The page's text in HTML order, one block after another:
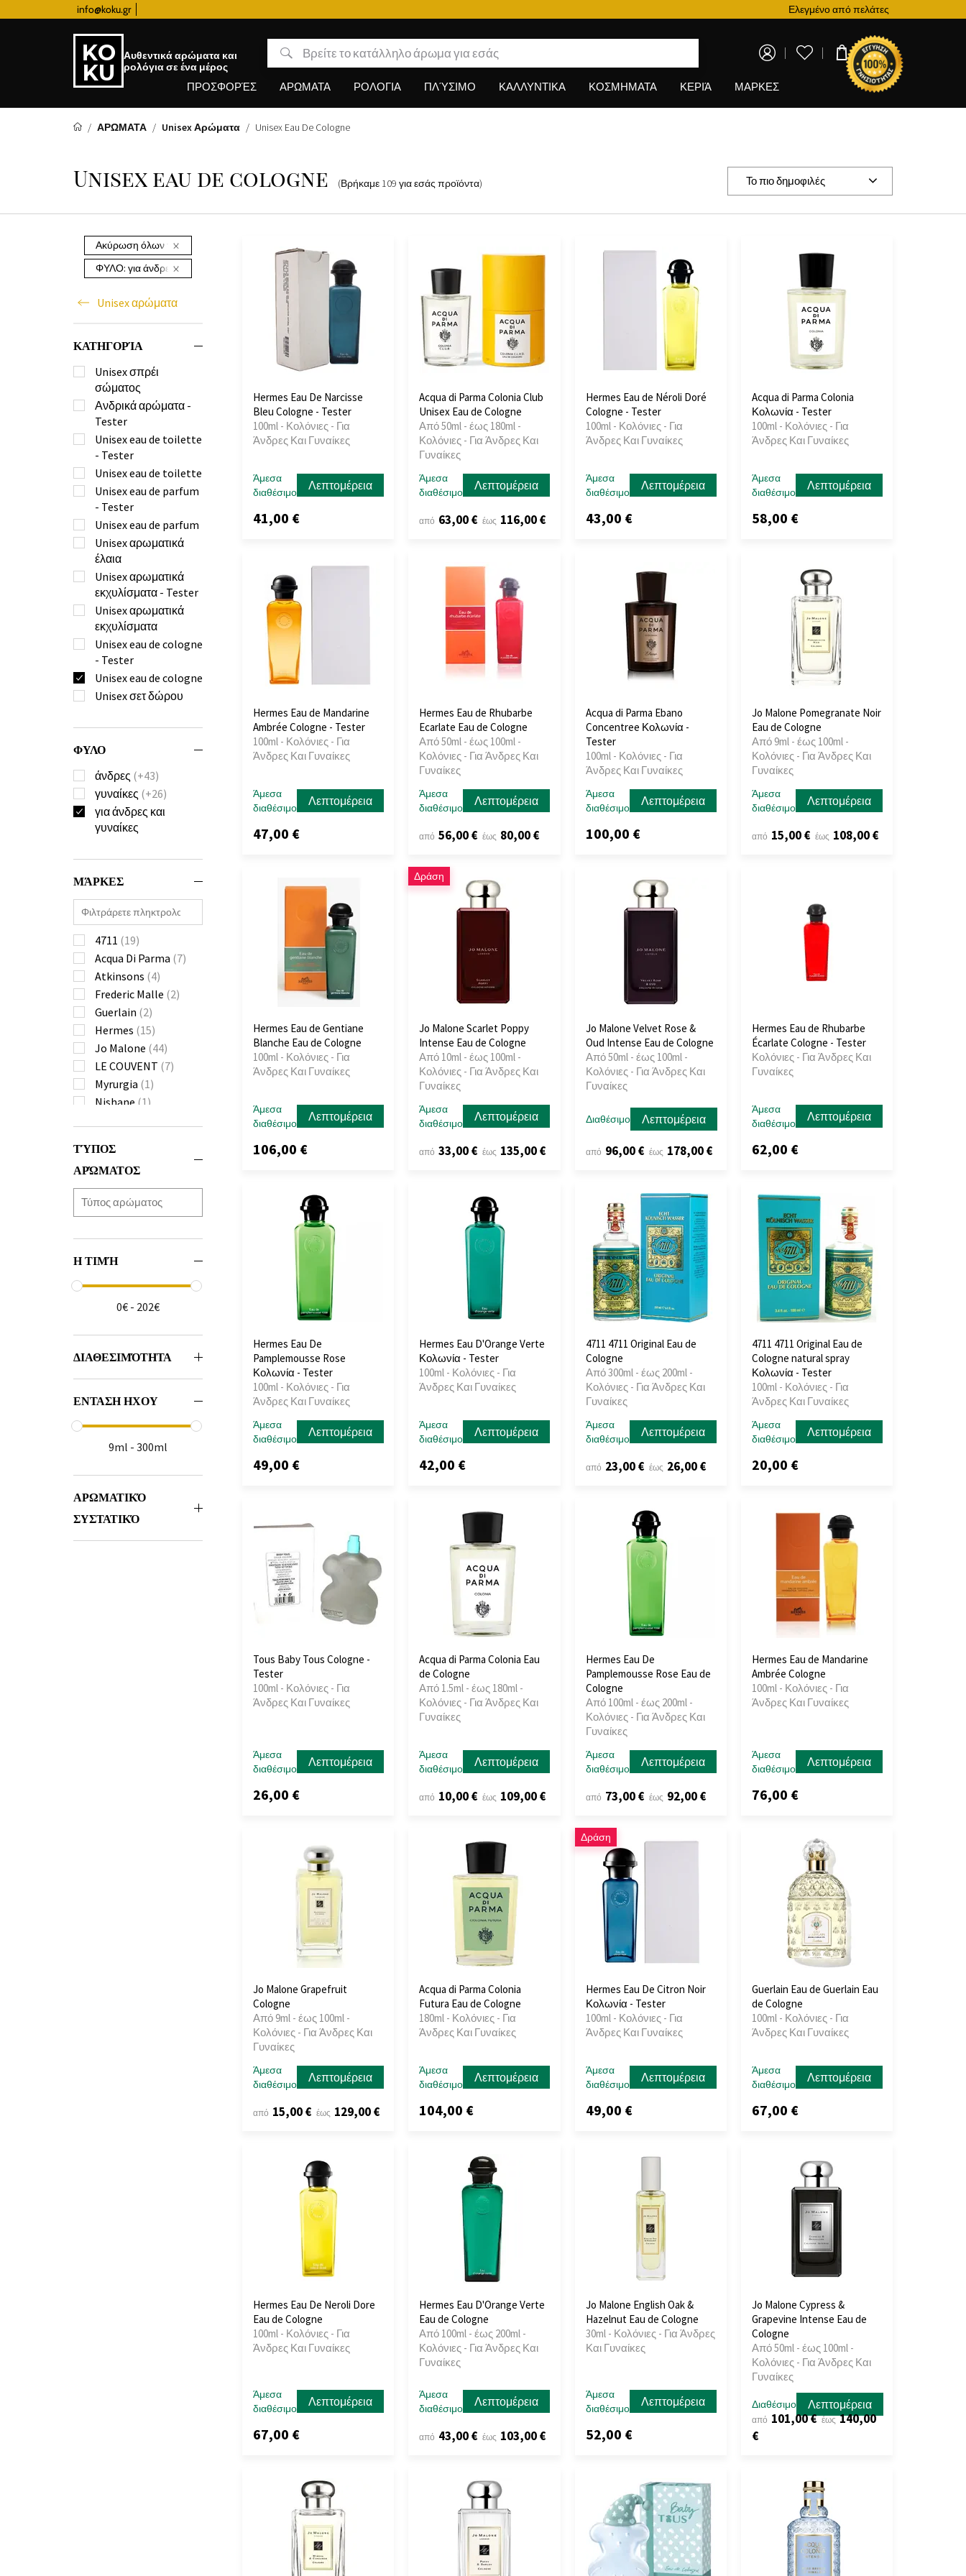
info@koku.grΠρόγραμμα επιβράβευσης Ελεγμένο από πελάτες
Αυθεντικά αρώματα και
ρολόγια σε ένα μέρος
0,00 €
ΠΡΟΣΦΟΡΈΣ ΑΡΩΜΑΤΑ ΡΟΛΟΓΙΑ ΠΛΎΣΙΜΟ ΚΑΛΛΥΝΤΙΚΑ ΚΟΣΜΗΜΑΤΑ ΚΕΡΙΆ ΜΑΡΚΕΣ
ΑΡΩΜΑΤΑ Unisex Αρώματα Unisex Eau De Cologne
Unisex eau de cologne (Βρήκαμε 109 για εσάς προϊόντα) Το πιο δημοφιλές
Ακύρωση όλων των φίλτρων
ΦΥΛΟ: για άνδρες και γυναίκες
Unisex αρώματα
ΚΑΤΗΓΟΡΊΑ
Unisex σπρέι
σώματος
Ανδρικά αρώματα -
Tester
Unisex eau de toilette
- Tester
Unisex eau de toilette
Unisex eau de parfum
- Tester
Unisex eau de parfum
Unisex αρωματικά
έλαια
Unisex αρωματικά
εκχυλίσματα - Tester
Unisex αρωματικά
εκχυλίσματα
Unisex eau de cologne
- Tester
Unisex eau de cologne
Unisex σετ δώρου
ΦΥΛΟ
άνδρες (+43)
γυναίκες (+26)
για άνδρες και
γυναίκες
ΜΆΡΚΕΣ
4711 (19)
Acqua Di Parma (7)
Atkinsons (4)
Frederic Malle (2)
Guerlain (2)
Hermes (15)
Jo Malone (44)
LE COUVENT (7)
Myrurgia (1)
Nishane (1)
Thameen
Tous(2)
ΤΎΠΟΣ
ΑΡΏΜΑΤΟΣ
Η ΤΙΜΉ
0€ - 202€
ΔΙΑΘΕΣΙΜΌΤΗΤΑ
ΕΝΤΑΣΗ ΗΧΟΥ
9ml - 300ml
ΑΡΩΜΑΤΙΚΌ
ΣΥΣΤΑΤΙΚΌ
Hermes Eau De Narcisse
Bleu Cologne - Tester
100ml - Κολόνιες - Για
Άνδρες Και Γυναίκες
Άμεσα
διαθέσιμο
Λεπτομέρεια
41,00 €
Acqua di Parma Colonia Club
Unisex Eau de Cologne
Από 50ml - έως 180ml -
Κολόνιες - Για Άνδρες Και
Γυναίκες
Άμεσα
διαθέσιμο
Λεπτομέρεια
από 63,00 € έως 116,00 €
Hermes Eau de Néroli Doré
Cologne - Tester
100ml - Κολόνιες - Για
Άνδρες Και Γυναίκες
Άμεσα
διαθέσιμο
Λεπτομέρεια
43,00 €
Acqua di Parma Colonia
Κολωνία - Tester
100ml - Κολόνιες - Για
Άνδρες Και Γυναίκες
Άμεσα
διαθέσιμο
Λεπτομέρεια
58,00 €
Hermes Eau de Mandarine
Ambrée Cologne - Tester
100ml - Κολόνιες - Για
Άνδρες Και Γυναίκες
Άμεσα
διαθέσιμο
Λεπτομέρεια
47,00 €
Hermes Eau de Rhubarbe
Ecarlate Eau de Cologne
Από 50ml - έως 100ml -
Κολόνιες - Για Άνδρες Και
Γυναίκες
Άμεσα
διαθέσιμο
Λεπτομέρεια
από 56,00 € έως 80,00 €
Acqua di Parma Ebano
Concentree Κολωνία -
Tester
100ml - Κολόνιες - Για
Άνδρες Και Γυναίκες
Άμεσα
διαθέσιμο
Λεπτομέρεια
100,00 €
Jo Malone Pomegranate Noir
Eau de Cologne
Από 9ml - έως 100ml -
Κολόνιες - Για Άνδρες Και
Γυναίκες
Άμεσα
διαθέσιμο
Λεπτομέρεια
από 15,00 € έως 108,00 €
Hermes Eau de Gentiane
Blanche Eau de Cologne
100ml - Κολόνιες - Για
Άνδρες Και Γυναίκες
Άμεσα
διαθέσιμο
Λεπτομέρεια
106,00 €
Δράση
Jo Malone Scarlet Poppy
Intense Eau de Cologne
Από 10ml - έως 100ml -
Κολόνιες - Για Άνδρες Και
Γυναίκες
Άμεσα
διαθέσιμο
Λεπτομέρεια
από 33,00 € έως 135,00 €
Jo Malone Velvet Rose &
Oud Intense Eau de Cologne
Από 50ml - έως 100ml -
Κολόνιες - Για Άνδρες Και
Γυναίκες
Διαθέσιμο Λεπτομέρεια
από 96,00 € έως 178,00 €
Hermes Eau de Rhubarbe
Écarlate Cologne - Tester
Κολόνιες - Για Άνδρες Και
Γυναίκες
Άμεσα
διαθέσιμο
Λεπτομέρεια
62,00 €
Hermes Eau De
Pamplemousse Rose
Κολωνία - Tester
100ml - Κολόνιες - Για
Άνδρες Και Γυναίκες
Άμεσα
διαθέσιμο
Λεπτομέρεια
49,00 €
Hermes Eau D'Orange Verte
Κολωνία - Tester
100ml - Κολόνιες - Για
Άνδρες Και Γυναίκες
Άμεσα
διαθέσιμο
Λεπτομέρεια
42,00 €
4711 4711 Original Eau de
Cologne
Από 300ml - έως 200ml -
Κολόνιες - Για Άνδρες Και
Γυναίκες
Άμεσα
διαθέσιμο
Λεπτομέρεια
από 23,00 € έως 26,00 €
4711 4711 Original Eau de
Cologne natural spray
Κολωνία - Tester
100ml - Κολόνιες - Για
Άνδρες Και Γυναίκες
Άμεσα
διαθέσιμο
Λεπτομέρεια
20,00 €
Tous Baby Tous Cologne -
Tester
100ml - Κολόνιες - Για
Άνδρες Και Γυναίκες
Άμεσα
διαθέσιμο
Λεπτομέρεια
26,00 €
Acqua di Parma Colonia Eau
de Cologne
Από 1.5ml - έως 180ml -
Κολόνιες - Για Άνδρες Και
Γυναίκες
Άμεσα
διαθέσιμο
Λεπτομέρεια
από 10,00 € έως 109,00 €
Hermes Eau De
Pamplemousse Rose Eau de
Cologne
Από 100ml - έως 200ml -
Κολόνιες - Για Άνδρες Και
Γυναίκες
Άμεσα
διαθέσιμο
Λεπτομέρεια
από 73,00 € έως 92,00 €
Hermes Eau de Mandarine
Ambrée Cologne
100ml - Κολόνιες - Για
Άνδρες Και Γυναίκες
Άμεσα
διαθέσιμο
Λεπτομέρεια
76,00 €
Jo Malone Grapefruit
Cologne
Από 9ml - έως 100ml -
Κολόνιες - Για Άνδρες Και
Γυναίκες
Άμεσα
διαθέσιμο
Λεπτομέρεια
από 15,00 € έως 129,00 €
Acqua di Parma Colonia
Futura Eau de Cologne
180ml - Κολόνιες - Για
Άνδρες Και Γυναίκες
Άμεσα
διαθέσιμο
Λεπτομέρεια
104,00 €
Δράση
Hermes Eau De Citron Noir
Κολωνία - Tester
100ml - Κολόνιες - Για
Άνδρες Και Γυναίκες
Άμεσα
διαθέσιμο
Λεπτομέρεια
49,00 €
Guerlain Eau de Guerlain Eau
de Cologne
100ml - Κολόνιες - Για
Άνδρες Και Γυναίκες
Άμεσα
διαθέσιμο
Λεπτομέρεια
67,00 €
Hermes Eau De Neroli Dore
Eau de Cologne
100ml - Κολόνιες - Για
Άνδρες Και Γυναίκες
Άμεσα
διαθέσιμο
Λεπτομέρεια
67,00 €
Hermes Eau D'Orange Verte
Eau de Cologne
Από 100ml - έως 200ml -
Κολόνιες - Για Άνδρες Και
Γυναίκες
Άμεσα
διαθέσιμο
Λεπτομέρεια
από 43,00 € έως 103,00 €
Jo Malone English Oak &
Hazelnut Eau de Cologne
30ml - Κολόνιες - Για Άνδρες
Και Γυναίκες
Άμεσα
διαθέσιμο
Λεπτομέρεια
52,00 €
Jo Malone Cypress &
Grapevine Intense Eau de
Cologne
Από 50ml - έως 100ml -
Κολόνιες - Για Άνδρες Και
Γυναίκες
Διαθέσιμο Λεπτομέρεια
από 101,00 € έως140,00
€